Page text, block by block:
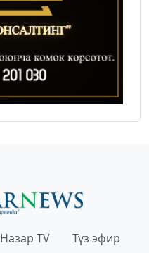
Назар TV Түз эфир